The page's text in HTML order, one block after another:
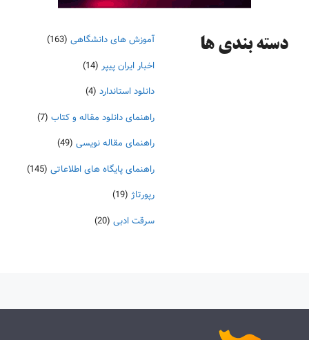
دسته‌ بندی ها آموزش های دانشگاهی (163)
اخبار ایران پیپر (14)
دانلود استاندارد (4)
راهنمای دانلود مقاله و کتاب (7)
راهنمای مقاله نویسی (49)
راهنمای پایگاه های اطلاعاتی (145)
رپورتاژ (19)
سرقت ادبی (20)